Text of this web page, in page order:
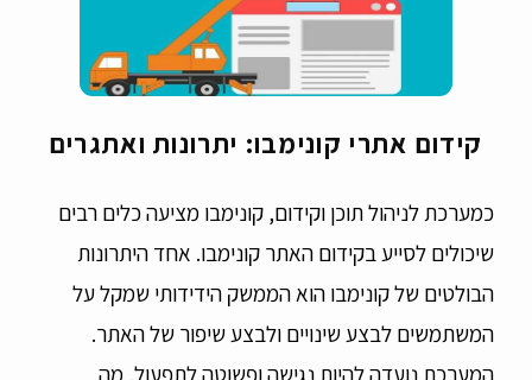
קידום אתרי קונימבו: יתרונות ואתגרים
כמערכת לניהול תוכן וקידום, קונימבו מציעה כלים רבים
שיכולים לסייע בקידום האתר קונימבו. אחד היתרונות
הבולטים של קונימבו הוא הממשק הידידותי שמקל על
המשתמשים לבצע שינויים ולבצע שיפור של האתר.
המערכת נועדה להיות נגישה ופשוטה לתפעול, מה